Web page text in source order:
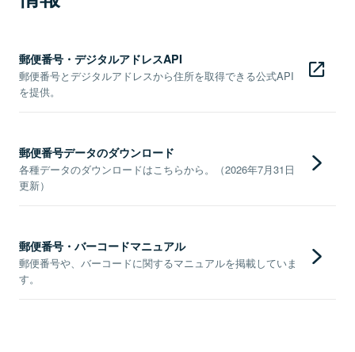
郵便番号・デジタルアドレスAPI
郵便番号とデジタルアドレスから住所を取得できる公式API
を提供。
郵便番号データのダウンロード
各種データのダウンロードはこちらから。（2026年7月31日
更新）
郵便番号・バーコードマニュアル
郵便番号や、バーコードに関するマニュアルを掲載していま
す。